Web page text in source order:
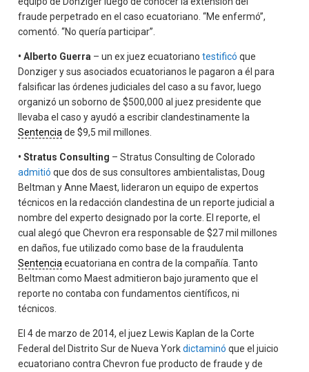
fraude perpetrado en el caso ecuatoriano. “Me enfermó”,
comentó. “No quería participar”.
• Alberto Guerra – un ex juez ecuatorianotestificó que
Donziger y sus asociados ecuatorianos le pagaron a él para
falsificar las órdenes judiciales del caso a su favor, luego
organizó un soborno de $500,000 al juez presidente que
llevaba el caso y ayudó a escribir clandestinamente la
Sentencia de $9,5 mil millones.
• Stratus Consulting – Stratus Consulting de Colorado
admitió que dos de sus consultores ambientalistas, Doug
Beltman y Anne Maest, lideraron un equipo de expertos
técnicos en la redacción clandestina de un reporte judicial a
nombre del experto designado por la corte. El reporte, el
cual alegó que Chevron era responsable de $27 mil millones
en daños, fue utilizado como base de la fraudulenta
Sentencia ecuatoriana en contra de la compañía. Tanto
Beltman como Maest admitieron bajo juramento que el
reporte no contaba con fundamentos científicos, ni
técnicos.
El 4 de marzo de 2014, el juez Lewis Kaplan de la Corte
Federal del Distrito Sur de Nueva Yorkdictaminó que el juicio
ecuatoriano contra Chevron fue producto de fraude y de